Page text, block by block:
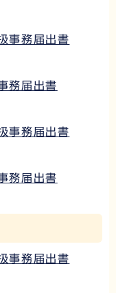
事務届出書
務届出書
事務届出書
務届出書
事務届出書